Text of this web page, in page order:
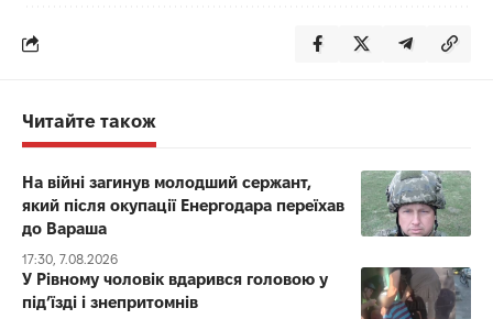
Читайте також
На війні загинув молодший сержант,
який після окупації Енергодара переїхав
до Вараша
17:30, 7.08.2026
У Рівному чоловік вдарився головою у
під’їзді і знепритомнів